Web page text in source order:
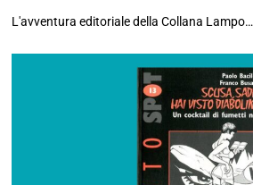
L'avventura editoriale della Collana Lampo…